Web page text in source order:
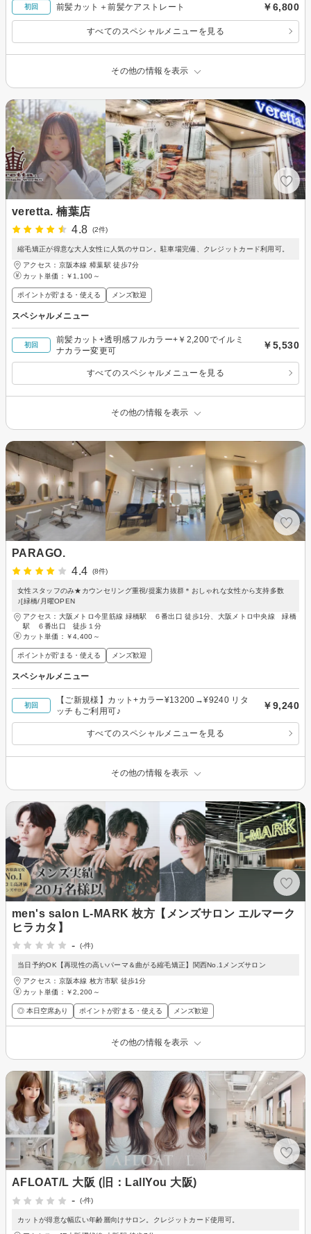
初回 前髪カット＋前髪ケアストレート ￥6,800
すべてのスペシャルメニューを見る
その他の情報を表示
veretta. 楠葉店
4.8
(2件)
縮毛矯正が得意な大人女性に人気のサロン。駐車場完備、クレジットカード利用可。
アクセス：京阪本線 樟葉駅 徒歩7分
カット単価： ￥1,100～
ポイントが貯まる・使える メンズ歓迎
スペシャルメニュー
初回
前髪カット+透明感フルカラー+￥2,200でイルミ
ナカラー変更可
￥5,530
すべてのスペシャルメニューを見る
その他の情報を表示
PARAGO.
4.4
(8件)
女性スタッフのみ★カウンセリング重視/提案力抜群＊おしゃれな女性から支持多数
♪[緑橋/月曜OPEN
アクセス：大阪メトロ今里筋線 緑橋駅 ６番出口 徒歩1分、大阪メトロ中央線 緑橋
駅 ６番出口 徒歩１分
カット単価： ￥4,400～
ポイントが貯まる・使える メンズ歓迎
スペシャルメニュー
初回
【ご新規様】カット+カラー¥13200→¥9240 リタ
ッチもご利用可♪
￥9,240
すべてのスペシャルメニューを見る
その他の情報を表示
men's salon L-MARK 枚方【メンズサロン エルマーク
ヒラカタ】
-
(-件)
当日予約OK【再現性の高いパーマ＆曲がる縮毛矯正】関西No.1メンズサロン
アクセス：京阪本線 枚方市駅 徒歩1分
カット単価： ￥2,200～
◎ 本日空席あり ポイントが貯まる・使える メンズ歓迎
その他の情報を表示
AFLOAT/L 大阪 (旧：LallYou 大阪)
-
(-件)
カットが得意な幅広い年齢層向けサロン。クレジットカード使用可。